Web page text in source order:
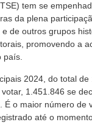
tem se
da plena
de outros grupos
promovendo a
país.
2024, do total
1.451.846 se
É o maior número de
até o